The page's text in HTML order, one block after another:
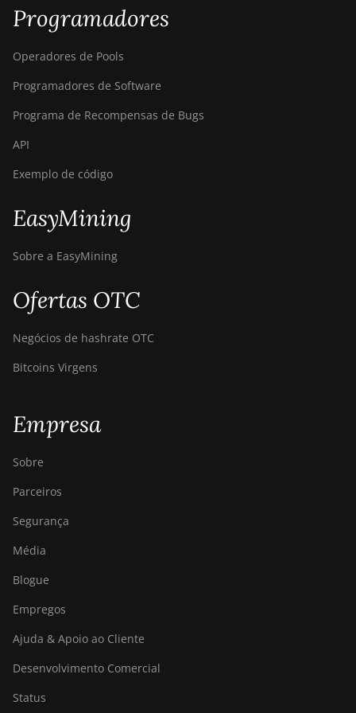
Programadores
Operadores de Pools
Programadores de Software
Programa de Recompensas de Bugs
API
Exemplo de código
EasyMining
Sobre a EasyMining
Ofertas OTC
Negócios de hashrate OTC
Bitcoins Virgens
Empresa
Sobre
Parceiros
Segurança
Média
Blogue
Empregos
Ajuda & Apoio ao Cliente
Desenvolvimento Comercial
Status